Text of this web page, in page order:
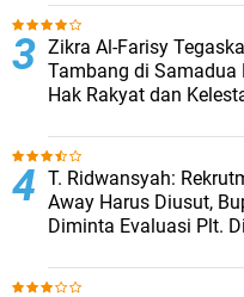
Zikra Al-Farisy
Tambang di Samadua
Hak Rakyat dan
T. Ridwansyah:
Away Harus Diusut,
Diminta Evaluasi Plt.